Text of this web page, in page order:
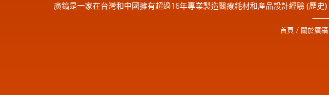
廣鎬是一家在台灣和中國擁有超過16年專業製造醫療耗材和產品設計經驗 (歷
製造廠,為了提供完善的服務,於
首頁 / 關於廣鎬